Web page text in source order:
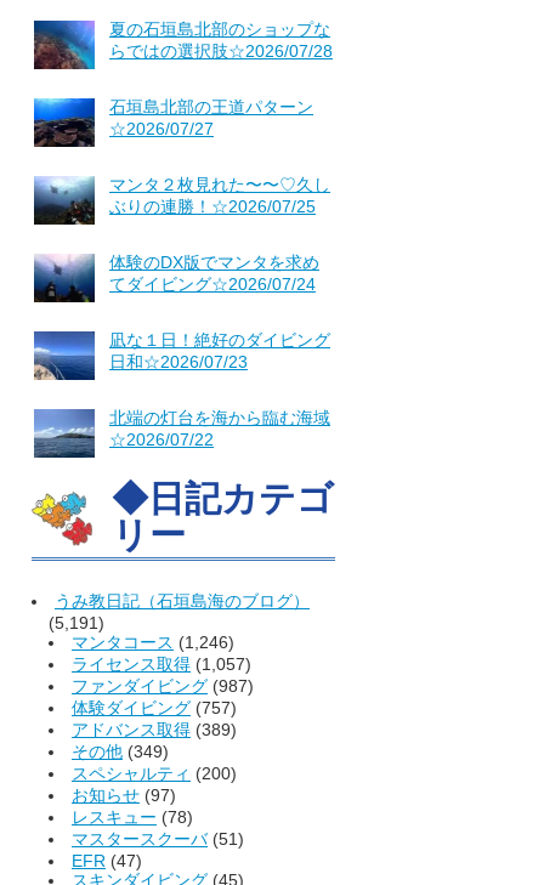
夏の石垣島北部のショップな
らではの選択肢☆2026/07/28
石垣島北部の王道パターン
☆2026/07/27
マンタ２枚見れた〜〜♡久し
ぶりの連勝！☆2026/07/25
体験のDX版でマンタを求め
てダイビング☆2026/07/24
凪な１日！絶好のダイビング
日和☆2026/07/23
北端の灯台を海から臨む海域
☆2026/07/22
◆日記カテゴ
リー
うみ教日記（石垣島海のブログ）
(5,191)
マンタコース (1,246)
ライセンス取得 (1,057)
ファンダイビング (987)
体験ダイビング (757)
アドバンス取得 (389)
その他 (349)
スペシャルティ (200)
お知らせ (97)
レスキュー (78)
マスタースクーバ(51)
EFR (47)
スキンダイビング (45)